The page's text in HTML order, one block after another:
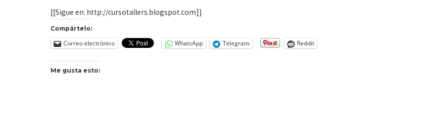
[[Sigue en: http://cursotallers.blogspot.com]]
Compártelo:
Correo electrónico WhatsApp Telegram Reddit
Me gusta esto: